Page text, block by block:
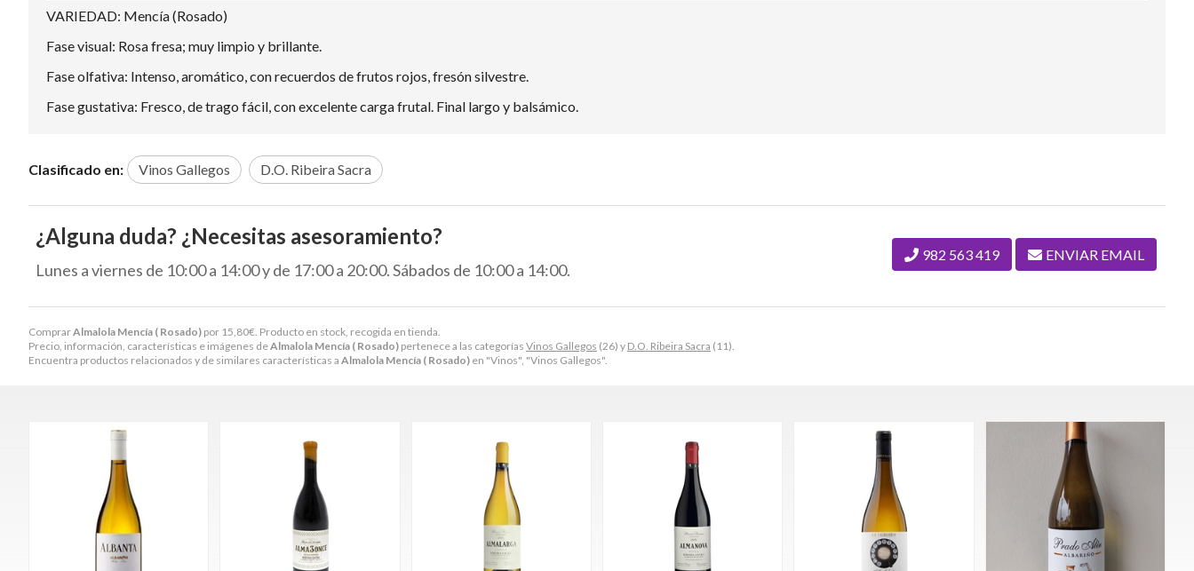
ComprarAlmalola Mencía ( Rosado) por 15,80€ . Producto en stock, recogida en tienda.
Precio, información, características e imágenes deAlmalola Mencía ( Rosado) pertenece a las categorías Vinos Gallegos (26) y D.O. Ribeira Sacra (11).
Encuentra productos relacionados y de similares características a Almalola Mencía ( Rosado) en "Vinos", "Vinos Gallegos".
VARIEDAD: Mencía (Rosado)
Fase visual: Rosa fresa; muy limpio y brillante.
Fase olfativa: Intenso, aromático, con recuerdos de frutos rojos, fresón silvestre.
Fase gustativa: Fresco, de trago fácil, con excelente carga frutal. Final largo y balsámico.
Clasificado en: Vinos Gallegos D.O. Ribeira Sacra
¿Alguna duda? ¿Necesitas asesoramiento?
Lunes a viernes de 10:00 a 14:00 y de 17:00 a 20:00. Sábados de 10:00 a 14:00.
982 563 419 ENVIAR EMAIL